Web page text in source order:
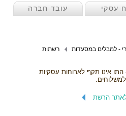
עסקי עובד חברה
- למבלים במסעדות רשתות
התו אינו תקף לארוחות עסקיות
הרשת